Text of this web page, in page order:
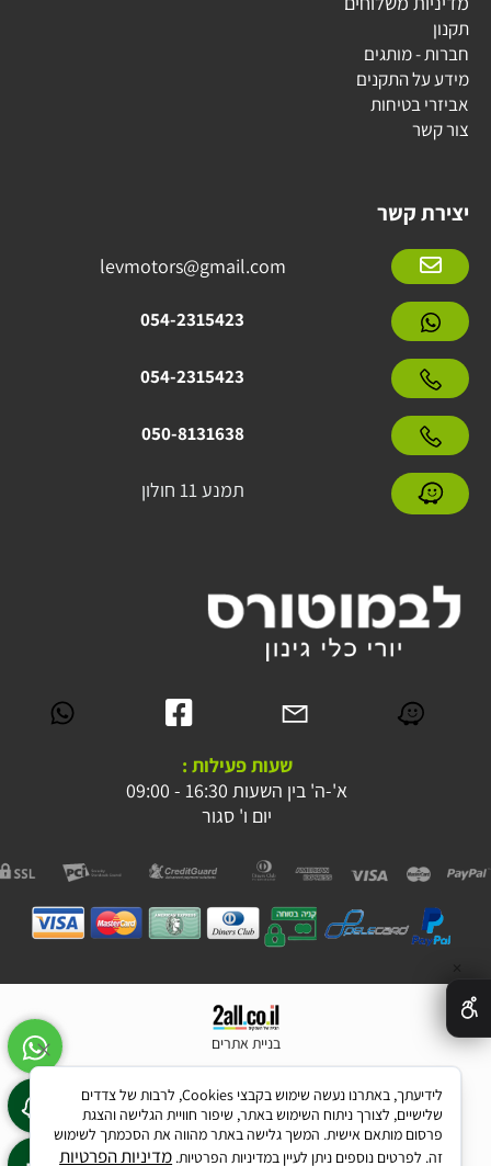
תקנון
חברות - מותגים
מידע על התקנים
אביזרי בטיחות
צור קשר
יצירת קשר
levmotors@gmail.com
054-2315423
054-2315423
050-8131638
תמנע 11 חולון
שעות פעילות :
א'-ה' בין השעות 16:30 - 09:00
יום ו' סגור
בניית אתרים
לידיעתך, באתרנו נעשה שימוש בקבצי Cookies, לרבות של צדדים
שלישיים, לצורך ניתוח השימוש באתר, שיפור חוויית הגלישה והצגת
פרסום מותאם אישית. המשך גלישה באתר מהווה את הסכמתך לשימוש
זה. לפרטים נוספים ניתן לעיין במדיניות הפרטיות. מדיניות הפרטיות